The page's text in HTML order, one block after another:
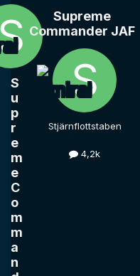
S
u
p
r
e
m
e
C
o
m
m
a
n
Supreme
Commander JAF
Stjärnflottstaben
4,2k